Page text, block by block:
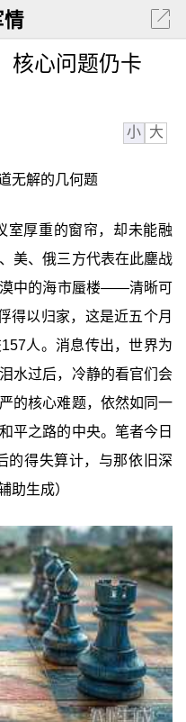
情
核心问题仍卡
小 大
无解的几何题
室厚重的窗帘，却未能融
美、俄三方代表在此鏖战
漠中的海市蜃楼——清晰可
得以归家，这是近五个月
人。消息传出，世界为
水过后，冷静的看官们会
的核心难题，依然如同一
平之路的中央。笔者今日
的得失算计，与那依旧深
助生成）